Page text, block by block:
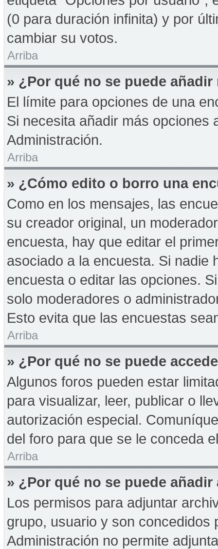
(0 para duración infinita) y por
cambiar su votos.
Arriba
» ¿Por qué no se puede
El límite para opciones de una
Si necesita añadir más opciones
Administración.
Arriba
» ¿Cómo edito o borro una
Como en los mensajes, las
su creador original, un
encuesta, hay que editar el
asociado a la encuesta. Si nadie
encuesta o editar las opciones.
solo moderadores o
Esto evita que las encuestas
Arriba
» ¿Por qué no se puede
Algunos foros pueden estar
para visualizar, leer, publicar o
autorización especial.
del foro para que se le conceda
Arriba
» ¿Por qué no se puede
Los permisos para adjuntar
grupo, usuario y son concedidos
Administración no permite